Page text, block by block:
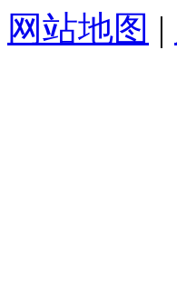
网站地图 |